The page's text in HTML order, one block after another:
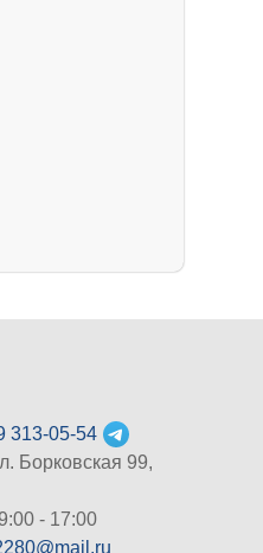
313-05-54
Борковская 99,
- 17:00